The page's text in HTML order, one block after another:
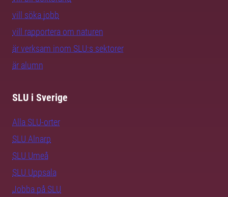
vill söka jobb
vill rapportera om naturen
är verksam inom SLU:s sektorer
är alumn
SLU i Sverige
Alla SLU-orter
SLU Alnarp
SLU Umeå
SLU Uppsala
Jobba på SLU